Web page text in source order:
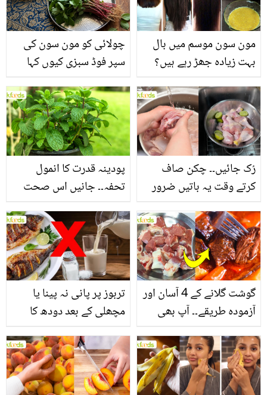
چولائی کو مون سون کی
سپر فوڈ سبزی کیوں کہا
منرلز اور اینٹی آکسیڈنٹس
سے بھرپور اس سبزی کے
فائدے
مون سون موسم میں بال
بہت زیادہ جھڑ رہے ہیں؟
بنانے کے چند قدرتی طریقے
پودینہ قدرت کا انمول
تحفہ۔۔ جانیں اس صحت
انگیز طبی فوائد
رُک جائیں۔۔ چکن صاف
کرتے وقت یہ باتیں ضرور
تربوز پر پانی نہ پینا یا
مچھلی کے بعد دودھ کا
سے متعلق غلط فہمیوں کی
حقیقت کیا ہے اور افواہ
کیا؟
گوشت گلانے کے 4 آسان اور
آزمودہ طریقے۔۔ آپ بھی
بتائے راز